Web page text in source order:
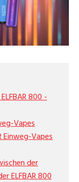
800 -
Vapes
Einweg-Vapes
der
ELFBAR 800